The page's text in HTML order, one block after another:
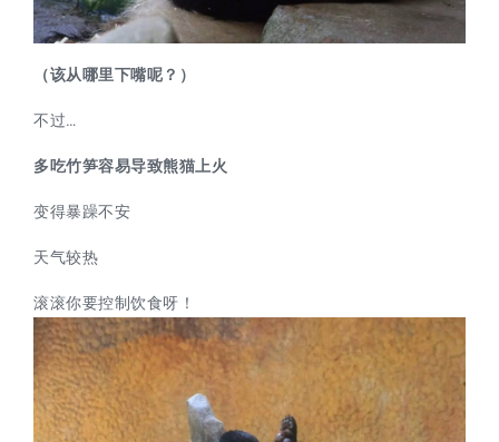
（该从哪里下嘴呢？）
不过…
多吃竹笋容易导致熊猫上火
变得暴躁不安
天气较热
滚滚你要控制饮食呀！